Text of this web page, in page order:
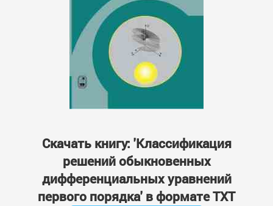
Скачать книгу: 'Классификация
решений обыкновенных
дифференциальных уравнений
первого порядка' в формате TXT